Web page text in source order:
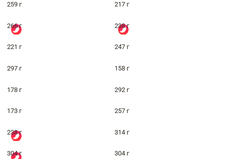
259 г 217 г
266 г 238 г
221 г 247 г
297 г 158 г
178 г 292 г
173 г 257 г
238 г 314 г
304 г 304 г